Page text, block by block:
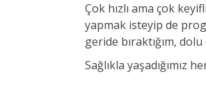
Çok hızlı ama çok
yapmak isteyip de
geride bıraktığım, dolu
Sağlıkla yaşadığımız